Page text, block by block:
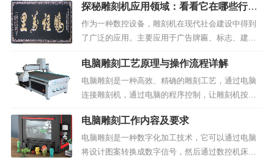
工效率和质量，也可以降低刀具成本。以下是一些
优化刀具路径的技巧：合理的刀具路径规划在编程
时，应考虑并确保合理...
探秘雕刻机应用领域：看看它在哪些行业
发挥了重要作用
作为一种数控设备，雕刻机在现代社会建设中得到
了广泛的应用。主要应用于广告牌匾、标志、建筑
模型，工艺礼品、木工业加工，有机玻璃工艺，印
刷雕版和吸塑模具制作等行业。下面将分别介绍这
些应用范围及其意义。广告牌匾、标志、建筑模
型：随着城市公共设施建...
电脑雕刻工艺原理与操作流程详解
电脑雕刻是一种高效、精确的雕刻工艺，通过电脑
连接雕刻机，通过电脑的程序控制，让雕刻机按照
指定的路径和刀具，在加工材料上雕刻出需要的图
案、文字等。电脑雕刻机由计算机、雕刻机控制器
和雕刻机主机三部分组成，市场上有各种不同类型
的电脑雕刻机，包括木...
电脑雕刻工作内容及要求
电脑雕刻是一种数字化加工技术，它可以通过电脑
将设计图案转换成数字信号，然后通过数控机床进